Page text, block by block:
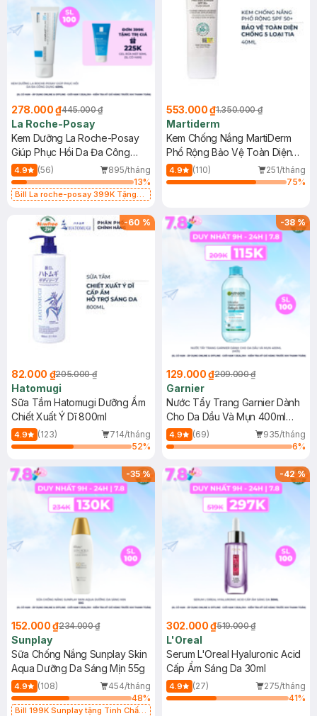
278.000 ₫445.000 ₫
La Roche-Posay
Kem Dưỡng La Roche-Posay
Giúp Phục Hồi Da Đa Công
Dụng 40ml
4.9 (56)
895/tháng
13%
Bill La roche-posay 399K Tặng
(SL có hạn)
553.000 ₫1.350.000 ₫
Martiderm
Kem Chống Nắng MartiDerm
Phổ Rộng Bảo Vệ Toàn Diện
40ml
4.9 (110)
251/tháng
75%
-60 %
82.000 ₫205.000 ₫
Hatomugi
Sữa Tắm Hatomugi Dưỡng Ẩm
Chiết Xuất Ý Dĩ 800ml
4.9 (123)
714/tháng
52%
-38%
129.000 ₫209.000 ₫
Garnier
Nước Tẩy Trang Garnier Dành
Cho Da Dầu Và Mụn 400ml
(Mới)
4.9 (69)
935/tháng
6%
-35%
152.000 ₫234.000 ₫
Sunplay
Sữa Chống Nắng Sunplay Skin
Aqua Dưỡng Da Sáng Mịn 55g
4.9 (108)
454/tháng
48%
Bill 199K Sunplay tặng Tinh Chất
-42%
302.000 ₫519.000 ₫
L'Oreal
Serum L'Oreal Hyaluronic Acid
Cấp Ẩm Sáng Da 30ml
4.9 (27)
275/tháng
41%